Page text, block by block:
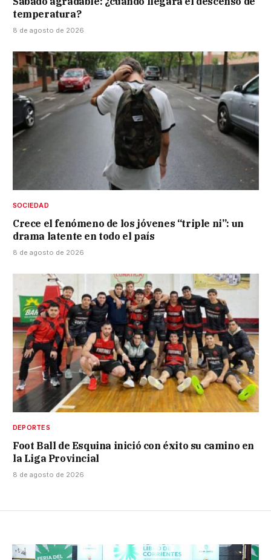
temperatura?
8 de agosto de 2026
SOCIEDAD
Crece el fenómeno de los jóvenes “triple ni”: un
drama latente en todo el país
8 de agosto de 2026
DEPORTES
Foot Ball de Esquina inició con éxito su camino en
la Liga Provincial
8 de agosto de 2026